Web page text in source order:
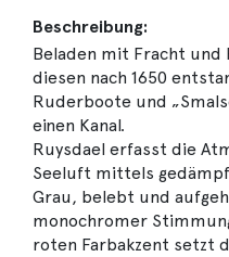
Beschreibung:
Beladen mit Fracht und
diesen nach 1650
Ruderboote und
einen Kanal.
Ruysdael erfasst die
Seeluft mittels
Grau, belebt und
monochromer
roten Farbakzent setzt